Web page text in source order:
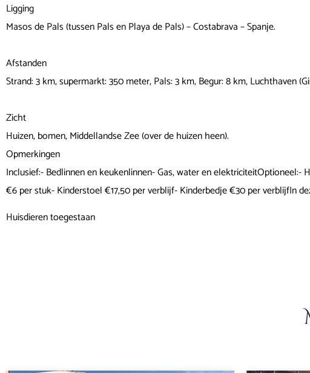
Ligging
Masos de Pals (tussen Pals en Playa de Pals) – Costabrava – Spanje.
Afstanden
Strand: 3 km, supermarkt: 350 meter, Pals: 3 km, Begur: 8 km, Luchthaven
Zicht
Huizen, bomen, Middellandse Zee (over de huizen heen).
Opmerkingen
Inclusief:- Bedlinnen en keukenlinnen- Gas, water en elektriciteitOptioneel:-
€6 per stuk- Kinderstoel €17,50 per verblijf- Kinderbedje €30 per verblijfIn
Huisdieren toegestaan